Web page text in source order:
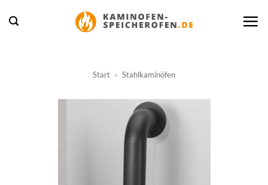
Inhalt
Start » Stahlkaminöfen